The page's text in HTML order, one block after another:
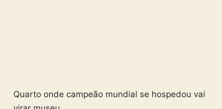
Quarto onde campeão mundial se hospedou vai